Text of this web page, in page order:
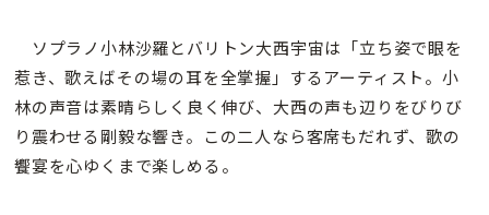
ソプラノ小林沙羅とバリトン大西宇宙は「立ち姿で眼を
惹き、歌えばその場の耳を全掌握」するアーティスト。小
林の声音は素晴らしく良く伸び、大西の声も辺りをびりび
り震わせる剛毅な響き。この二人なら客席もだれず、歌の
饗宴を心ゆくまで楽しめる。